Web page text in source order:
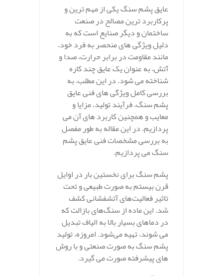
عایق پشم سنگ یکی از مهم‌ ترین و
پرکاربرد ترین مصالح در صنعت
ساختمان و دیگر صنایع است که به
دلیل ویژگی‌ های منحصر به فرد خود،
مانند مقاومت در برابر حرارت، صدا و
آتش، به عنوان یک عایق چند کاره
شناخته می‌ شود. در این مطلب، به
بررسی کامل ویژگی‌ های فنی عایق
پشم سنگ، فرآیند تولید، مزایا و
معایب و همچنین کاربرد های آن می‌
پردازیم. در این مقاله به طور مفصل
به بررسی مشخصات فنی عایق پشم
سنگ می پردازیم.
پشم سنگ برای نخستین بار در اوایل
قرن بیستم به صورت طبیعی و تحت
تاثیر فعالیت‌های آتشفشانی کشف
شد. این ماده از سنگ‌های بازالت که
در دماهای بسیار بالا به الیاف تبدیل
می‌ شوند، تهیه می‌شود. امروزه، تولید
پشم سنگ به صورت صنعتی و با روش‌
های پیشرفته صورت می‌ گیرد.